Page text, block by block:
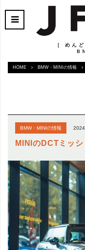
［ めん
HOME BMW・MINIの情報
BMW・MINIの情報
MINIのDCTミッ